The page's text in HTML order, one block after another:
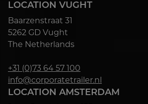
LOCATION VUGHT
Baarzenstraat 31
5262 GD Vught
The Netherlands
+31 (0)73 64 57 100
info@corporatetrailer.nl
LOCATION AMSTERDAM